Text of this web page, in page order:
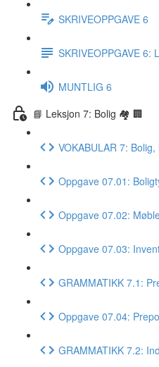
SKRIVEOPPGAVE 6
SKRIVEOPPGAVE 6:
MUNTLIG 6
📘 Leksjon 7: Bolig 🏘 🏢
VOKABULAR 7:
Oppgave 07.01:
Oppgave 07.02:
Oppgave 07.03:
GRAMMATIKK 7.1:
Oppgave 07.04:
GRAMMATIKK 7.2: